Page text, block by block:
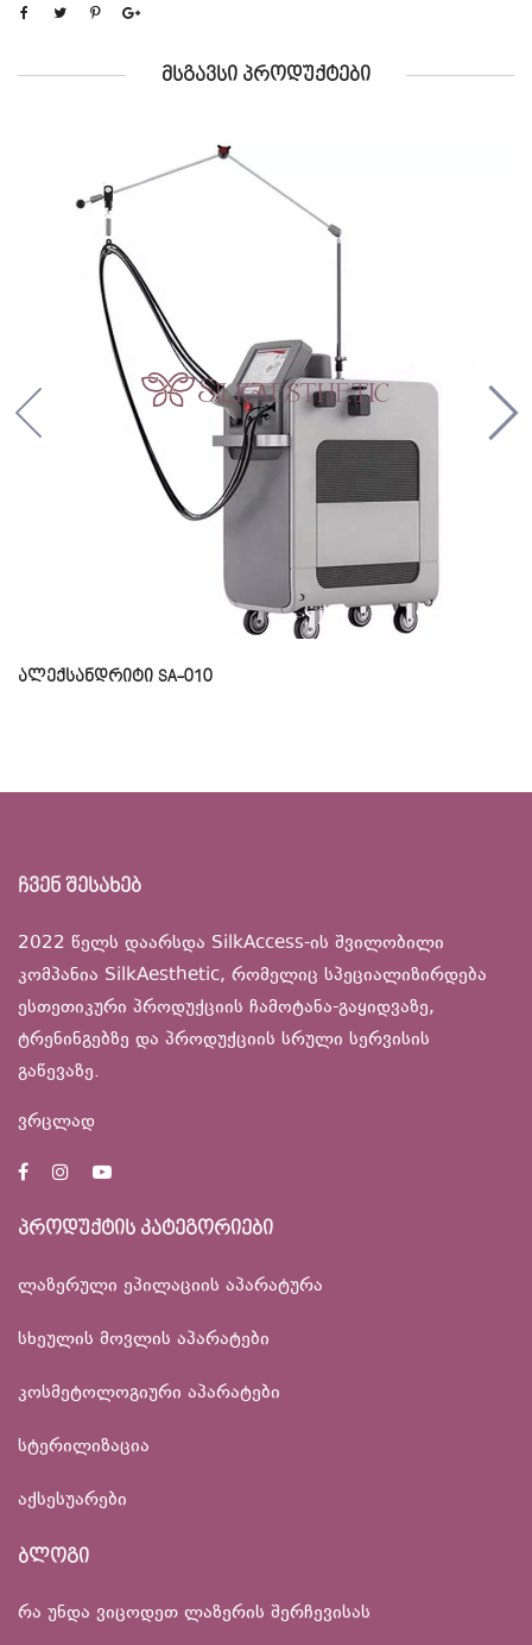
ᲛᲡᲒᲐᲕᲡᲘ ᲞᲠᲝᲓᲣᲥᲢᲔᲑᲘ
ალექსანდრიტი SA-010
ჩვენ შესახებ
2022 წელს დაარსდა SilkAccess-ის შვილობილი
კომპანია SilkAesthetic, რომელიც სპეციალიზირდება
ესთეთიკური პროდუქციის ჩამოტანა-გაყიდვაზე,
ტრენინგებზე და პროდუქციის სრული სერვისის
გაწევაზე.
ვრცლად
პროდუქტის კატეგორიები
ლაზერული ეპილაციის აპარატურა
სხეულის მოვლის აპარატები
კოსმეტოლოგიური აპარატები
სტერილიზაცია
აქსესუარები
ბლოგი
რა უნდა ვიცოდეთ ლაზერის შერჩევისას